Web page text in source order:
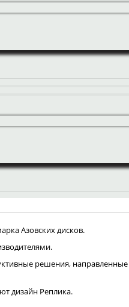
Азовских дисков.
решения,
дизайн Реплика.